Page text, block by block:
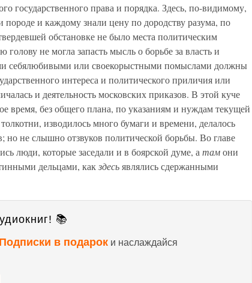
государственного права и порядка. Здесь, по-видимому,
и каждому знали цену по дородству разума, по
обстановке не было места политическим
не могла запасть мысль о борьбе за власть и
себялюбивыми или своекорыстными помыслами должны
интереса и политического приличия или
и деятельность московских приказов. В этой куче
время, без общего плана, по указаниям и нуждам текущей
изводилось много бумаги и времени, делалось
но не слышно отзвуков политической борьбы. Во главе
люди, которые заседали и в боярской думе, а тамони
дельцами, какздесьявлялись сдержанными
📚
в подарок и наслаждайся